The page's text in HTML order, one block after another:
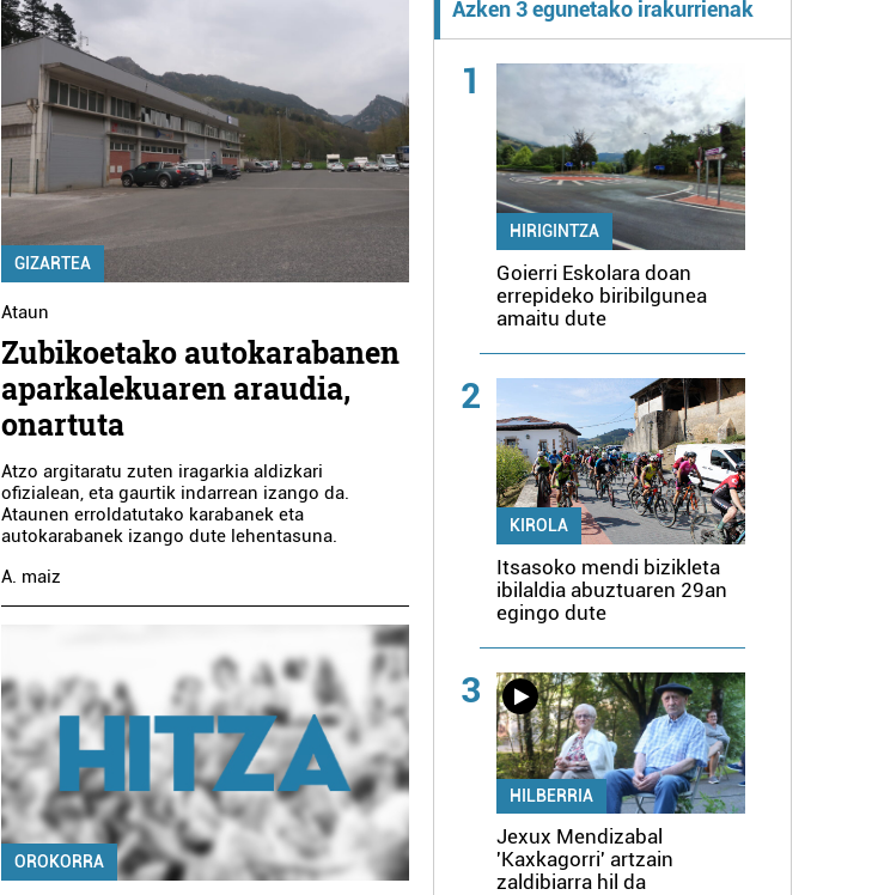
GIZARTEA
Ataun
Zubikoetako autokarabanen
aparkalekuaren araudia,
onartuta
Atzo argitaratu zuten iragarkia aldizkari
ofizialean, eta gaurtik indarrean izango da.
Ataunen erroldatutako karabanek eta
autokarabanek izango dute lehentasuna.
A. maiz
OROKORRA
Azken 3 egunetako irakurrienak
1
HIRIGINTZA
Goierri Eskolara doan
errepideko biribilgunea
amaitu dute
2
KIROLA
Itsasoko mendi bizikleta
ibilaldia abuztuaren 29an
egingo dute
3
HILBERRIA
Jexux Mendizabal
'Kaxkagorri' artzain
zaldibiarra hil da